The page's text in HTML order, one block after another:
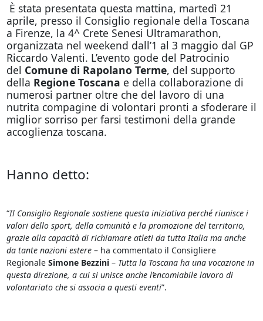
È stata presentata questa mattina, martedì 21
aprile, presso il Consiglio regionale della Toscana
a Firenze, la 4^ Crete Senesi Ultramarathon,
organizzata nel weekend dall’1 al 3 maggio dal GP
Riccardo Valenti. L’evento gode del Patrocinio
del Comune di Rapolano Terme, del supporto
della Regione Toscana e della collaborazione di
numerosi partner oltre che del lavoro di una
nutrita compagine di volontari pronti a sfoderare il
miglior sorriso per farsi testimoni della grande
accoglienza toscana.
Hanno detto:
“Il Consiglio Regionale sostiene questa iniziativa perché riunisce i
valori dello sport, della comunità e la promozione del territorio,
grazie alla capacità di richiamare atleti da tutta Italia ma anche
da tante nazioni estere– ha commentato il Consigliere
Regionale Simone Bezzini– Tutta la Toscana ha una vocazione in
questa direzione, a cui si unisce anche l’encomiabile lavoro di
volontariato che si associa a questi eventi”.